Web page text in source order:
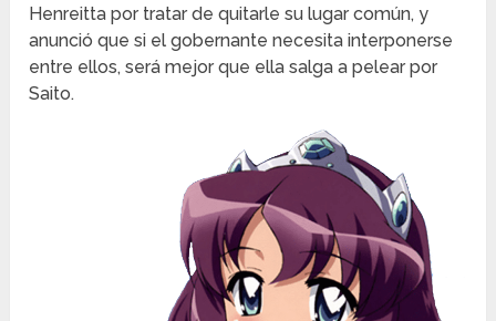
Henreitta por tratar de quitarle su lugar común, y
anunció que si el gobernante necesita interponerse
entre ellos, será mejor que ella salga a pelear por
Saito.